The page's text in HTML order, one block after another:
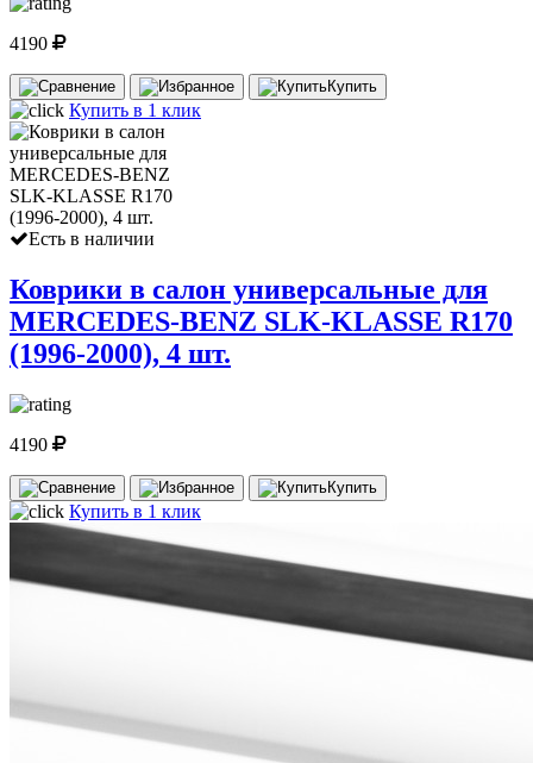
4190
Купить
Купить в 1 клик
Есть в наличии
Коврики в салон универсальные для
MERCEDES-BENZ SLK-KLASSE R170
(1996-2000), 4 шт.
4190
Купить
Купить в 1 клик